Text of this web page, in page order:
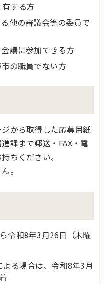
する方
他の審議会等の委員で
議に参加できる方
の職員でない方
から取得した応募用紙
課まで郵送・FAX・電
ちください。
。
令和8年3月26日（木曜
る場合は、令和8年3月